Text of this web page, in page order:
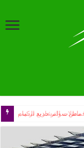
المشاريع تركيب